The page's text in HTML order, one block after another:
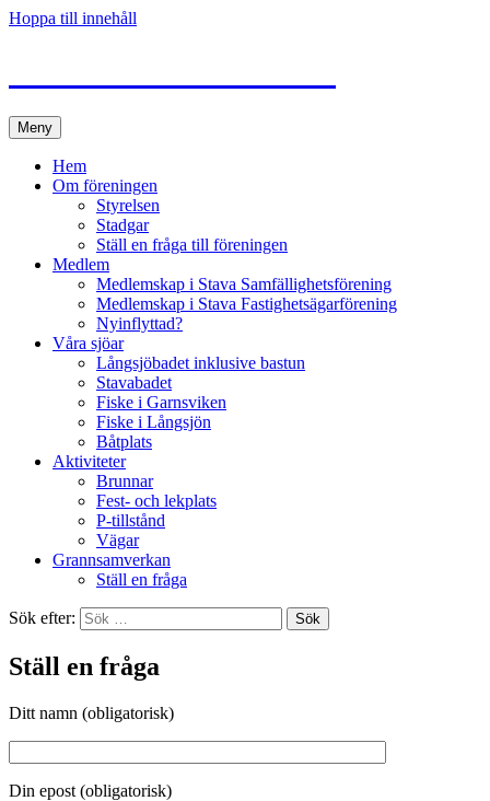
Hoppa till innehåll
Meny
Hem
Om föreningen
Styrelsen
Stadgar
Ställ en fråga till föreningen
Medlem
Medlemskap i Stava Samfällighetsförening
Medlemskap i Stava Fastighetsägarförening
Nyinflyttad?
Våra sjöar
Långsjöbadet inklusive bastun
Stavabadet
Fiske i Garnsviken
Fiske i Långsjön
Båtplats
Aktiviteter
Brunnar
Fest- och lekplats
P-tillstånd
Vägar
Grannsamverkan
Ställ en fråga
Sök efter:
Ställ en fråga
Ditt namn (obligatorisk)
Din epost (obligatorisk)